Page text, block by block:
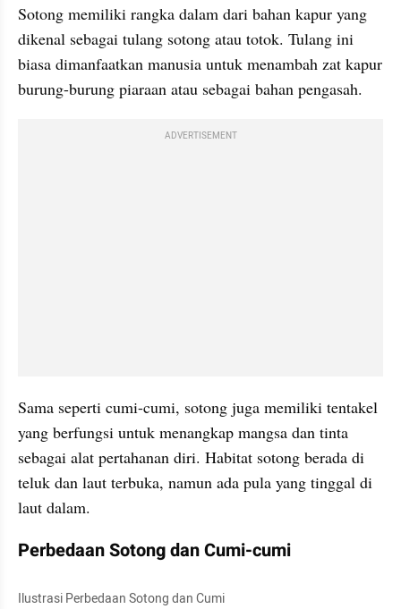
Sotong memiliki rangka dalam dari bahan kapur yang
dikenal sebagai tulang sotong atau totok. Tulang ini
biasa dimanfaatkan manusia untuk menambah zat kapur
burung-burung piaraan atau sebagai bahan pengasah.
ADVERTISEMENT
Sama seperti cumi-cumi, sotong juga memiliki tentakel
yang berfungsi untuk menangkap mangsa dan tinta
sebagai alat pertahanan diri. Habitat sotong berada di
teluk dan laut terbuka, namun ada pula yang tinggal di
laut dalam.
Perbedaan Sotong dan Cumi-cumi
Ilustrasi Perbedaan Sotong dan Cumi